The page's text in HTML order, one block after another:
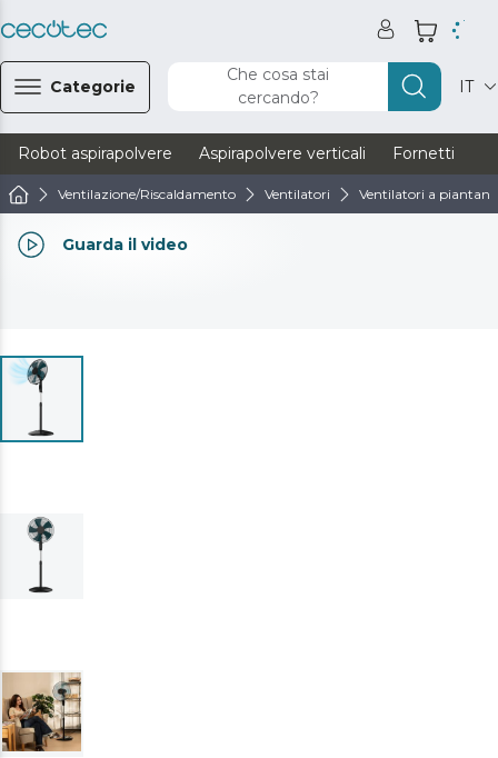
Categorie
Che cosa stai
cercando?
IT
Robot aspirapolvere Aspirapolvere verticali Fornetti
Ventilazione/Riscaldamento Ventilatori Ventilatori a piantana
Guarda il video